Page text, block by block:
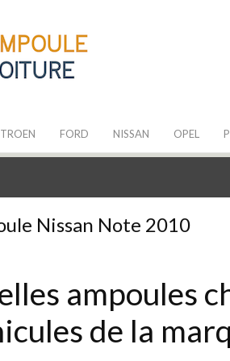
FORD NISSAN OPEL
Nissan Note 2010
ampoules
de la